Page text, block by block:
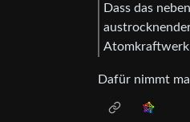
Dass das
Atomkraftwerk
Dafür nimmt